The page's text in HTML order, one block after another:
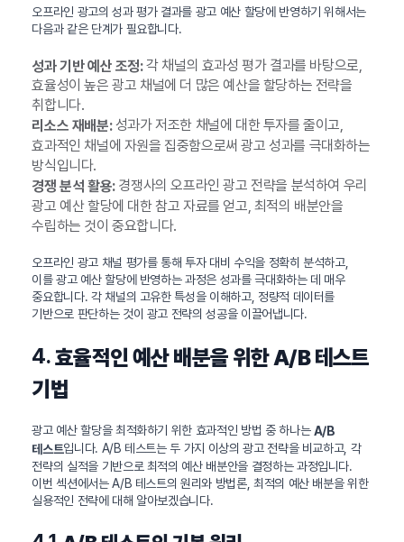
오프라인 광고의 성과 평가 결과를 광고 예산 할당에 반영하기 위해서는
다음과 같은 단계가 필요합니다.
성과 기반 예산 조정:각 채널의 효과성 평가 결과를 바탕으로,
효율성이 높은 광고 채널에 더 많은 예산을 할당하는 전략을
취합니다.
리소스 재배분:성과가 저조한 채널에 대한 투자를 줄이고,
효과적인 채널에 자원을 집중함으로써 광고 성과를 극대화하는
방식입니다.
경쟁 분석 활용:경쟁사의 오프라인 광고 전략을 분석하여 우리
광고 예산 할당에 대한 참고 자료를 얻고, 최적의 배분안을
수립하는 것이 중요합니다.
오프라인 광고 채널 평가를 통해 투자 대비 수익을 정확히 분석하고,
이를 광고 예산 할당에 반영하는 과정은 성과를 극대화하는 데 매우
중요합니다. 각 채널의 고유한 특성을 이해하고, 정량적 데이터를
기반으로 판단하는 것이 광고 전략의 성공을 이끌어냅니다.
4.효율적인 예산 배분을 위한 A/B 테스트
기법
광고 예산 할당을 최적화하기 위한 효과적인 방법 중 하나는A/B
테스트입니다. A/B 테스트는 두 가지 이상의 광고 전략을 비교하고, 각
전략의 실적을 기반으로 최적의 예산 배분안을 결정하는 과정입니다.
이번 섹션에서는 A/B 테스트의 원리와 방법론, 최적의 예산 배분을 위한
실용적인 전략에 대해 알아보겠습니다.